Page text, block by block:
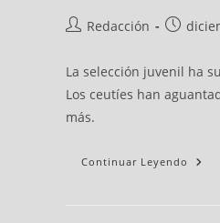
Redacción
La selección juvenil ha
Los ceutíes han
más.
Continuar Leyendo